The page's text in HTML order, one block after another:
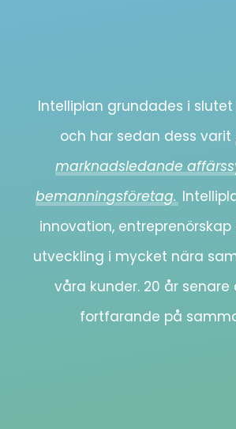
Intelliplan grundades i
och har sedan dess varit
marknadsledande
bemanningsföretag.
innovation,
utveckling i mycket nära
våra kunder. 20 år senare
fortfarande på